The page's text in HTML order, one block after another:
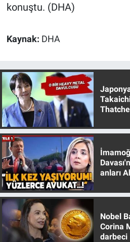
konuştu. (DHA)
Kaynak: DHA
anları
Nobel
Corina
darbeci